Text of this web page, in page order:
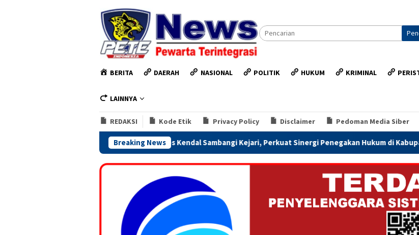
BERITA DAERAH NASIONAL POLITIK HUKUM KRIMINAL
LAINNYA
REDAKSI Kode Etik Privacy Policy Disclaimer Pedoman Media Siber
Breaking News
Kapolres Kendal Sambangi Kejari, Perkuat Sinergi Penegakan Hukum di Kabupaten Kendal